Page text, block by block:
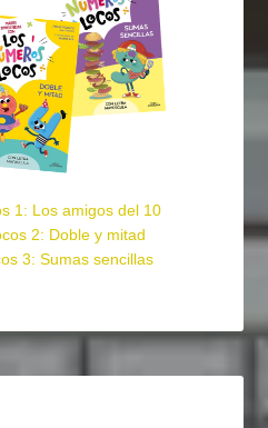
1: Los amigos del 10
2: Doble y mitad
3: Sumas sencillas